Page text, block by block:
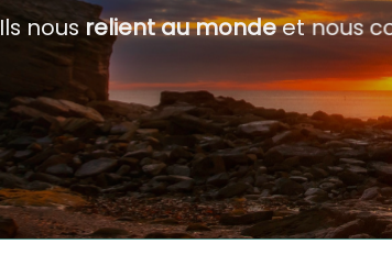
Ils nousrelient au mondeet nous